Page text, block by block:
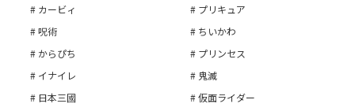
カービィ
プリキュア
呪術
ちいかわ
からぴち
プリンセス
イナイレ
鬼滅
日本三國
仮面ライダー